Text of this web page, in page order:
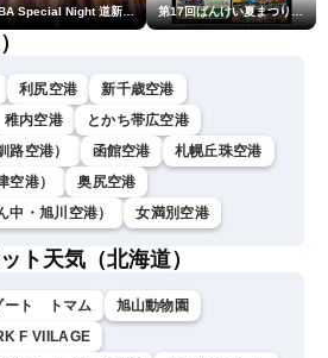
HBA Special Night 道新・秋華火（はなび） 第17回ばんけい夏まつり大花火大会
利尻空港
新千歳空港
稚内空港
とかち帯広空港
路空港）
函館空港
札幌丘珠空港
空港）
奥尻空港
中・旭川空港）
女満別空港
ト天気（北海道）
ート トマム
旭山動物園
F VIILAGE